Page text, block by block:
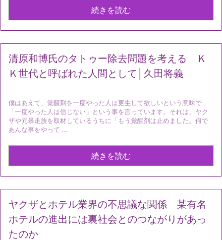
続きを読む
清原和博氏のタトゥー除去問題を考える Ｋ
Ｋ世代と呼ばれた人間として│久田将義
僕はあえて、覚醒剤を一度やった人は更生して欲しいという意味で
「一度やった人は信じない」という事を言っています。それは、ヤク
ザや元暴走族を取材しているうちに「もう覚醒剤は止めました。何で
あんな事をやって ...
続きを読む
ヤクザとホテル業界の不思議な関係 某有名
ホテルの進出には裏社会とのつながりがあっ
たのか